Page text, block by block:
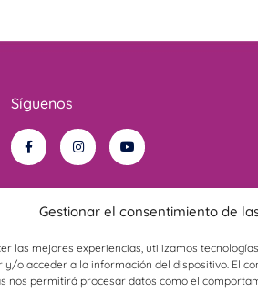
Gestionar el consentimiento de
las mejores experiencias, utilizamos
y/o acceder a la información del dispositivo. El
nos permitirá procesar datos como el
Síguenos